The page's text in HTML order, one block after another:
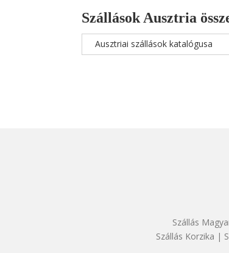
Szállások Ausztria
Ausztriai szállások katalógusa
Szállás
Szállás Korzika |